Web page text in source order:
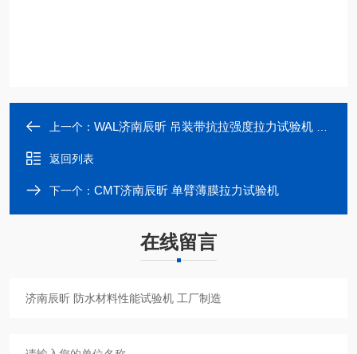
上一个： WAL济南辰昕 吊装带抗拉强度拉力试验机 供应
返回列表
下一个： CMT济南辰昕 单臂薄膜拉力试验机
在线留言